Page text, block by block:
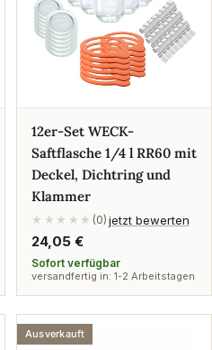
12er-Set WECK-
Saftflasche 1/4 l RR60 mit
Deckel, Dichtring und
Klammer
★★★★★ (0) jetzt bewerten
Regulärer
Preis
24,05 €
Sofort verfügbar
versandfertig in: 1-2 Arbeitstagen
Ausverkauft